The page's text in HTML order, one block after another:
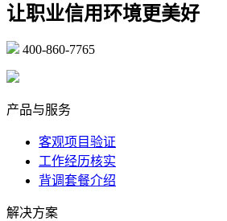
让职业信用环境更美好
400-860-7765
产品与服务
客观项目验证
工作经历核实
背调套餐介绍
解决方案